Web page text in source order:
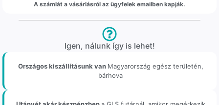
A számlát a vásárlásról az ügyfelek emailben kapják.
Igen, nálunk így is lehet!
Országos kiszállításunk van Magyarország egész területén,
bárhova